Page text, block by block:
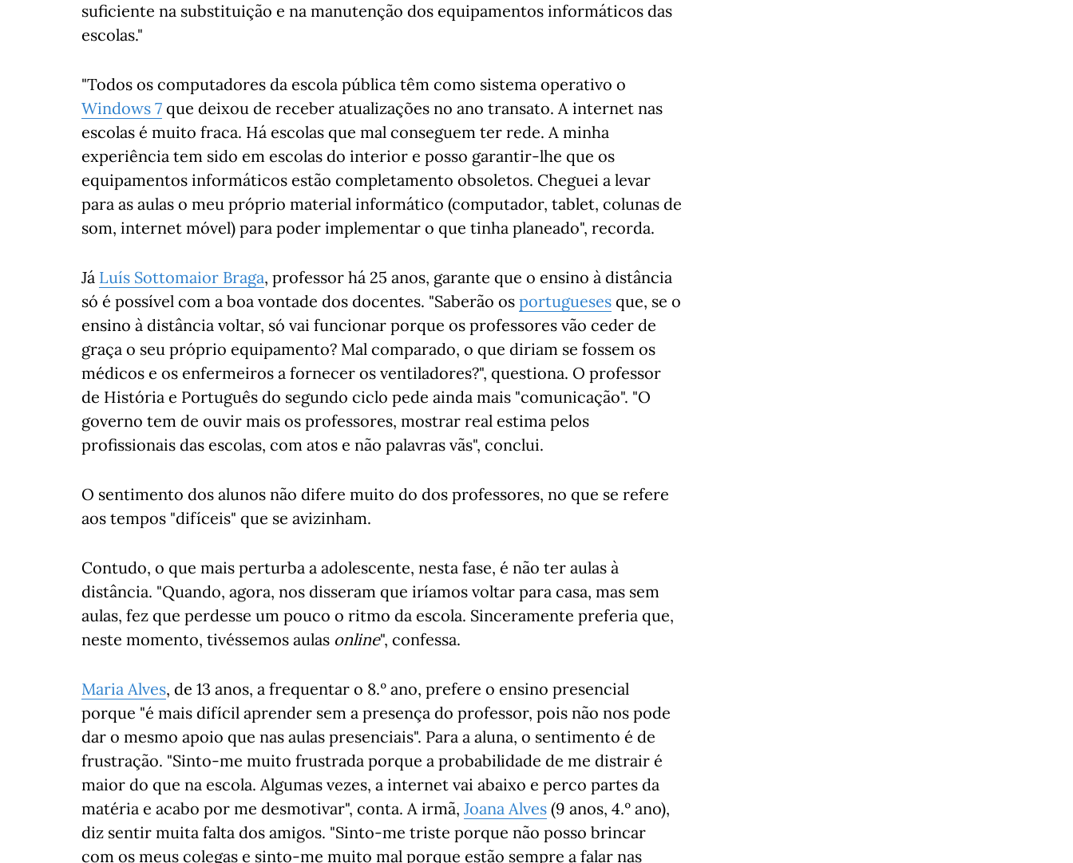
suficiente na substituição e na manutenção dos equipamentos informáticos das
escolas."
"Todos os computadores da escola pública têm como sistema operativo o
Windows 7 que deixou de receber atualizações no ano transato. A internet nas
escolas é muito fraca. Há escolas que mal conseguem ter rede. A minha
experiência tem sido em escolas do interior e posso garantir-lhe que os
equipamentos informáticos estão completamento obsoletos. Cheguei a levar
para as aulas o meu próprio material informático (computador, tablet, colunas de
som, internet móvel) para poder implementar o que tinha planeado", recorda.
Já Luís Sottomaior Braga, professor há 25 anos, garante que o ensino à distância
só é possível com a boa vontade dos docentes. "Saberão os portugueses que, se o
ensino à distância voltar, só vai funcionar porque os professores vão ceder de
graça o seu próprio equipamento? Mal comparado, o que diriam se fossem os
médicos e os enfermeiros a fornecer os ventiladores?", questiona. O professor
de História e Português do segundo ciclo pede ainda mais "comunicação". "O
governo tem de ouvir mais os professores, mostrar real estima pelos
profissionais das escolas, com atos e não palavras vãs", conclui.
O sentimento dos alunos não difere muito do dos professores, no que se refere
aos tempos "difíceis" que se avizinham.
Contudo, o que mais perturba a adolescente, nesta fase, é não ter aulas à
distância. "Quando, agora, nos disseram que iríamos voltar para casa, mas sem
aulas, fez que perdesse um pouco o ritmo da escola. Sinceramente preferia que,
neste momento, tivéssemos aulas online", confessa.
Maria Alves, de 13 anos, a frequentar o 8.º ano, prefere o ensino presencial
porque "é mais difícil aprender sem a presença do professor, pois não nos pode
dar o mesmo apoio que nas aulas presenciais". Para a aluna, o sentimento é de
frustração. "Sinto-me muito frustrada porque a probabilidade de me distrair é
maior do que na escola. Algumas vezes, a internet vai abaixo e perco partes da
matéria e acabo por me desmotivar", conta. A irmã, Joana Alves (9 anos, 4.º ano),
diz sentir muita falta dos amigos. "Sinto-me triste porque não posso brincar
com os meus colegas e sinto-me muito mal porque estão sempre a falar nas